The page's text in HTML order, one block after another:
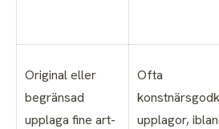
Original eller
begränsad
upplaga fine art-
Ofta
upplagor,